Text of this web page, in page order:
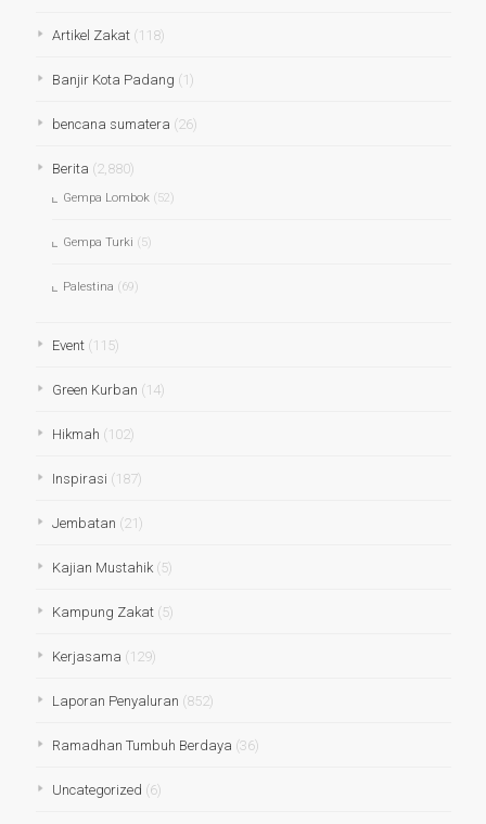
Artikel Zakat(118)
Banjir Kota Padang (1)
bencana sumatera (26)
Berita (2,880)
Gempa Lombok(52)
Gempa Turki (5)
Palestina (69)
Event(115)
Green Kurban (14)
Hikmah (102)
Inspirasi (187)
Jembatan (21)
Kajian Mustahik(5)
Kampung Zakat(5)
Kerjasama (129)
Laporan Penyaluran (852)
Ramadhan Tumbuh Berdaya (36)
Uncategorized (6)